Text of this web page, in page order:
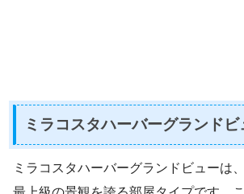
ミラコスタハーバーグランドビ
ミラコスタハーバーグランドビューは